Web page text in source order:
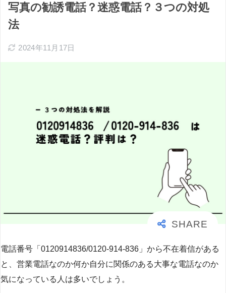
写真の勧誘電話？迷惑電話？３つの対処
法
2024年11月17日
電話番号「0120914836/0120-914-836」から不在着信がある
と、営業電話なのか何か自分に関係のある大事な電話なのか
気になっている人は多いでしょう。